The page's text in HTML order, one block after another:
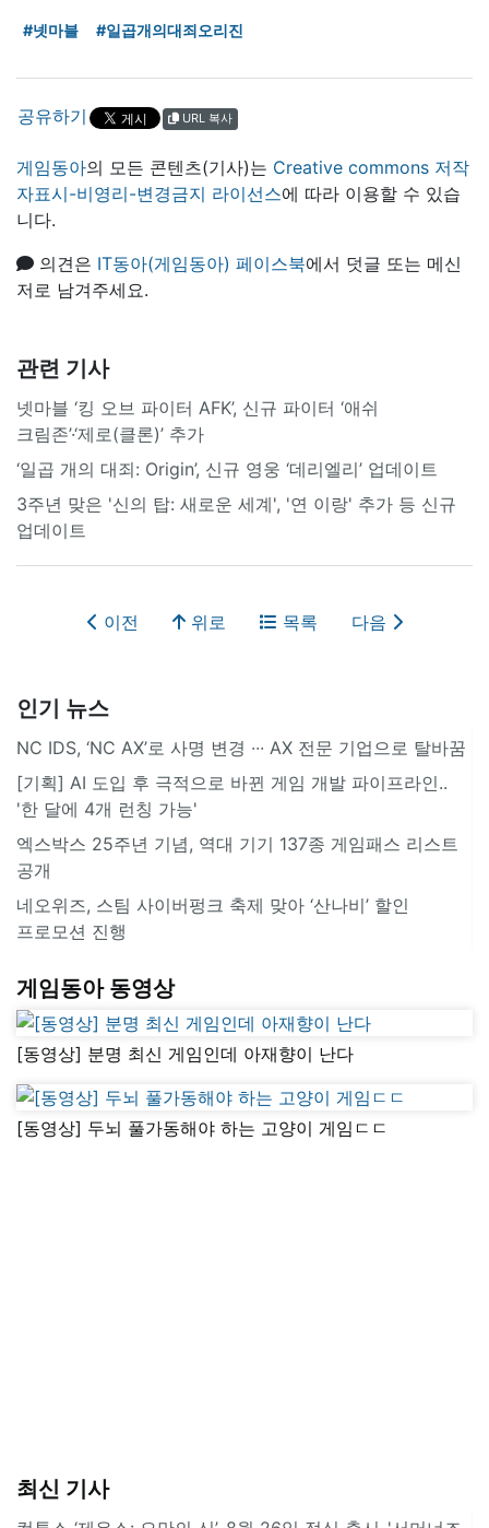
#넷마블 #일곱개의대죄오리진
공유하기 URL 복사
게임동아의 모든 콘텐츠(기사)는 Creative commons 저작
자표시-비영리-변경금지 라이선스에 따라 이용할 수 있습
니다.
의견은 IT동아(게임동아) 페이스북에서 덧글 또는 메신
저로 남겨주세요.
관련 기사
넷마블 ‘킹 오브 파이터 AFK’, 신규 파이터 ‘애쉬
크림존’·‘제로(클론)’ 추가
‘일곱 개의 대죄: Origin’, 신규 영웅 ‘데리엘리’ 업데이트
3주년 맞은 '신의 탑: 새로운 세계', '연 이랑' 추가 등 신규
업데이트
이전 위로 목록 다음
인기 뉴스
NC IDS, ‘NC AX’로 사명 변경 ∙∙∙ AX 전문 기업으로 탈바꿈
[기획] AI 도입 후 극적으로 바뀐 게임 개발 파이프라인..
'한 달에 4개 런칭 가능'
엑스박스 25주년 기념, 역대 기기 137종 게임패스 리스트
공개
네오위즈, 스팀 사이버펑크 축제 맞아 ‘산나비’ 할인
프로모션 진행
게임동아 동영상
[동영상] 분명 최신 게임인데 아재향이 난다
[동영상] 두뇌 풀가동해야 하는 고양이 게임ㄷㄷ
최신 기사